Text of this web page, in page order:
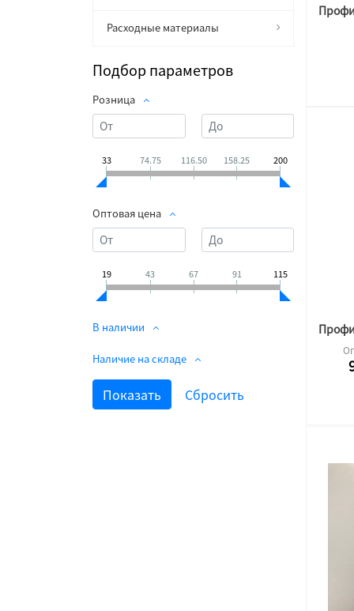
Расходные материалы
Подбор параметров
Розница
33 74.75 116.50 158.25 200
Оптовая цена
19 43 67 91 115
В наличии
Наличие на складе